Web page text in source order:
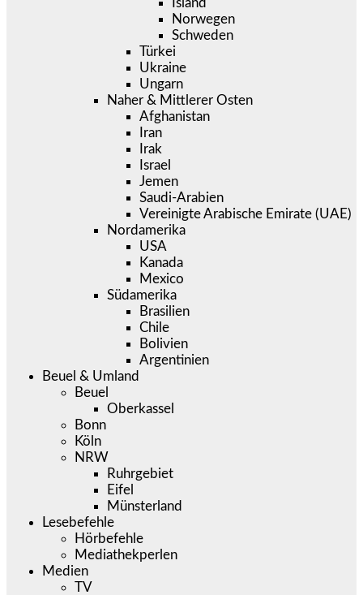
Norwegen
Schweden
Türkei
Ukraine
Ungarn
Naher & Mittlerer Osten
Afghanistan
Iran
Irak
Israel
Jemen
Saudi-Arabien
Vereinigte Arabische Emirate (UAE)
Nordamerika
USA
Kanada
Mexico
Südamerika
Brasilien
Chile
Bolivien
Argentinien
Beuel & Umland
Beuel
Oberkassel
Bonn
Köln
NRW
Ruhrgebiet
Eifel
Münsterland
Lesebefehle
Hörbefehle
Mediathekperlen
Medien
TV